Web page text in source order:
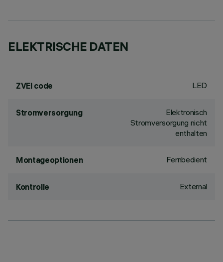
ELEKTRISCHE DATEN
ZVEI code LED
Stromversorgung
Elektronisch
Stromversorgung nicht
enthalten
Montageoptionen Fernbedient
Kontrolle External